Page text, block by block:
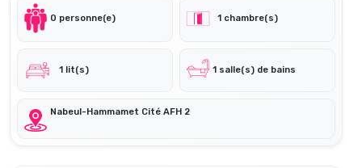
0 personne(e) 1 chambre(s)
1 lit(s) 1 salle(s) de bains
Nabeul-Hammamet Cité AFH 2